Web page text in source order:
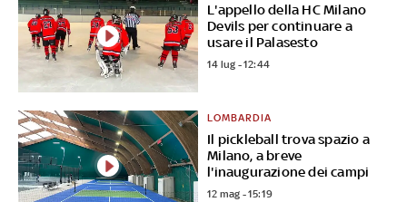
L'appello della HC Milano
Devils per continuare a
usare il Palasesto
14 lug - 12:44
Il pickleball trova spazio a
Milano, a breve
l'inaugurazione dei campi
LOMBARDIA
12 mag - 15:19